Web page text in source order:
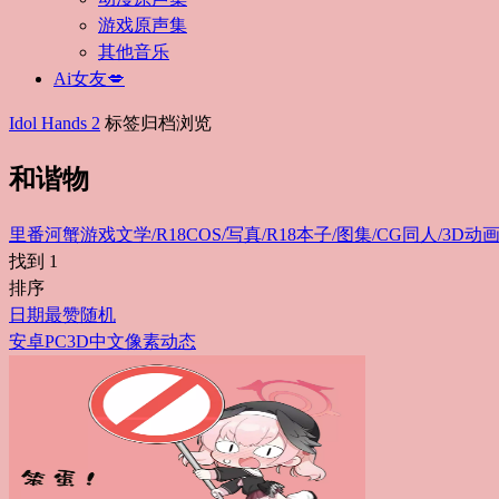
游戏原声集
其他音乐
Ai女友💋
Idol Hands 2 标签归档浏览
和谐物
里番河蟹游戏文学/R18COS/写真/R18本子/图集/CG同人/3D动
找到 1
排序
日期最赞随机
安卓PC3D中文像素动态